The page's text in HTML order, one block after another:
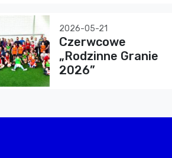
2026-05-21
Czerwcowe
„Rodzinne Granie
2026”